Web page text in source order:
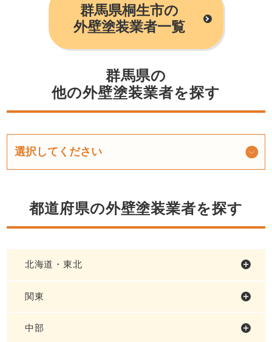
群馬県桐生市の
外壁塗装業者一覧
群馬県の
他の外壁塗装業者を探す
都道府県の外壁塗装業者を探す
北海道・東北
関東
中部